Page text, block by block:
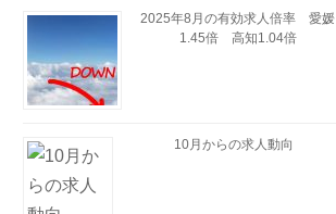
2025年8月の有効求人倍率 愛媛
1.45倍 高知1.04倍
10月からの求人動向